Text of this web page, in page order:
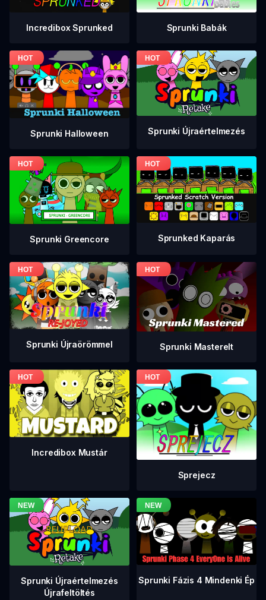
Incredibox Sprunked Sprunki Babák
Sprunki Halloween Sprunki Újraértelmezés
Sprunki Greencore Sprunked Kaparás
Sprunki Újraörömmel Sprunki Masterelt
Incredibox Mustár
Sprejecz
Sprunki Újraértelmezés
Újrafeltöltés
Sprunki Fázis 4 Mindenki Ép